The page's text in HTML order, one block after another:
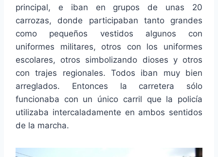
principal, e iban en grupos de unas 20
carrozas, donde participaban tanto grandes
como pequeños vestidos algunos con
uniformes militares, otros con los uniformes
escolares, otros simbolizando dioses y otros
con trajes regionales. Todos iban muy bien
arreglados. Entonces la carretera sólo
funcionaba con un único carril que la policía
utilizaba intercaladamente en ambos sentidos
de la marcha.